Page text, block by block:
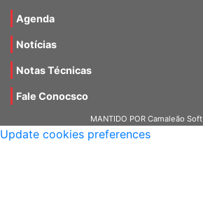
Agenda
Notícias
Notas Técnicas
Fale Conocsco
MANTIDO POR Camaleão Soft
Update cookies preferences